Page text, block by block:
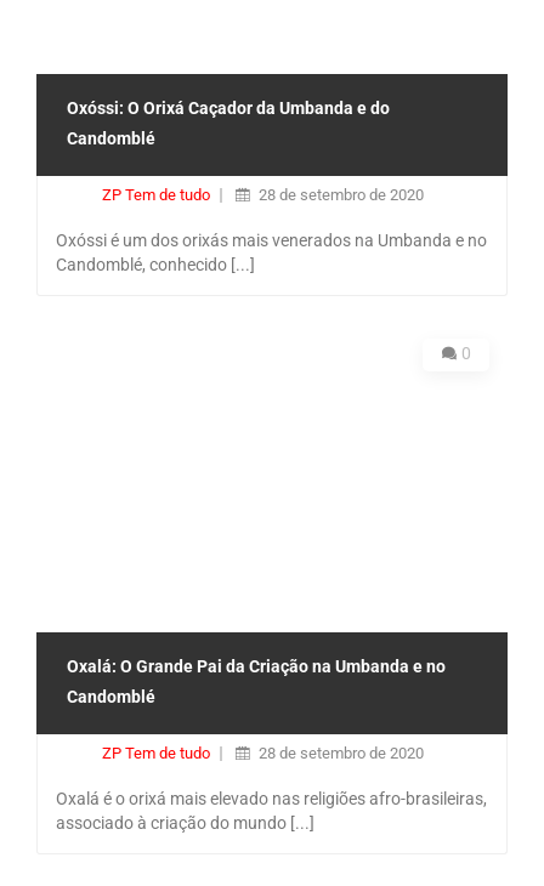
Oxóssi: O Orixá Caçador da Umbanda e do
Candomblé
ZP Tem de tudo 28 de setembro de 2020
Oxóssi é um dos orixás mais venerados na Umbanda e no
Candomblé, conhecido [...]
0
Oxalá: O Grande Pai da Criação na Umbanda e no
Candomblé
ZP Tem de tudo 28 de setembro de 2020
Oxalá é o orixá mais elevado nas religiões afro-brasileiras,
associado à criação do mundo [...]